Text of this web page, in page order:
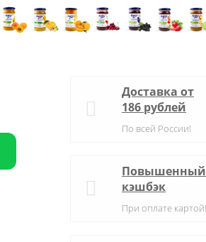
Доставка от
186 рублей
По всей России!
Повышенный
кэшбэк
При оплате картой!